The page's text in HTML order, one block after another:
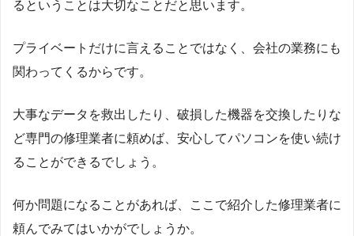
るということは大切なことだと思います。
プライベートだけに言えることではなく、会社の業務にも
関わってくるからです。
大事なデータを救出したり、破損した機器を交換したりな
ど専門の修理業者に頼めば、安心してパソコンを使い続け
ることができるでしょう。
何か問題になることがあれば、ここで紹介した修理業者に
頼んでみてはいかがでしょうか。